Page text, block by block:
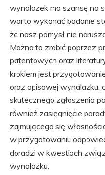
wynalazek ma szansę na
warto wykonać badanie
że nasz pomysł nie
Można to zrobić poprzez
patentowych oraz
krokiem jest
oraz opisowej wynalazku,
skutecznego zgłoszenia
również zasięgnięcie
zajmującego się
w przygotowaniu
doradzi w kwestiach
wynalazku.